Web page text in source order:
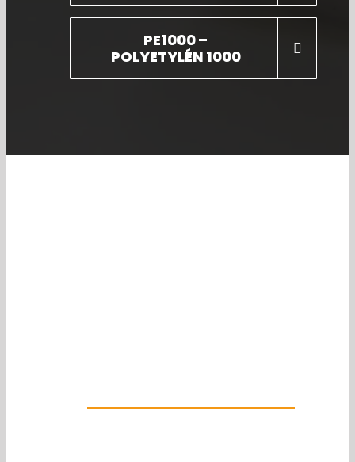
PE1000 –
POLYETYLÉN 1000